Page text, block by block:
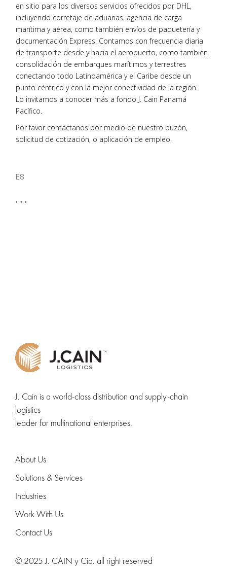
en sitio para los diversos servicios ofrecidos por DHL,
incluyendo corretaje de aduanas, agencia de carga
marítima y aérea, como también envíos de paquetería y
documentación Express. Contamos con frecuencia diaria
de transporte desde y hacia el aeropuerto, como también
consolidación de embarques marítimos y terrestres
conectando todo Latinoamérica y el Caribe desde un
punto céntrico y con la mejor conectividad de la región.
Lo invitamos a conocer más a fondo J. Cain Panamá
Pacífico.
Por favor contáctanos por medio de nuestro buzón,
solicitud de cotización, o aplicación de empleo.
ES
J. Cain is a world-class distribution and supply-chain
logistics
leader for multinational enterprises.
About Us
Solutions & Services
Industries
Work With Us
Contact Us
© 2025 J. CAIN y Cia. all right reserved